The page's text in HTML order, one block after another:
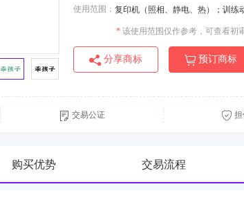
使用范围： 复印机（照相、静电、热）；训练
* 该使用范围仅作参考，可查看初
分享商标
预订商标
交易公证
购买优势 交易流程